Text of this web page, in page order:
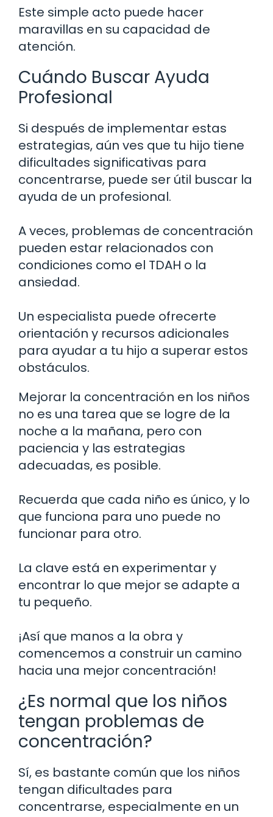
Este simple acto puede hacer
maravillas en su capacidad de
atención.
Cuándo Buscar Ayuda
Profesional
Si después de implementar estas
estrategias, aún ves que tu hijo tiene
dificultades significativas para
concentrarse, puede ser útil buscar la
ayuda de un profesional.
A veces, problemas de concentración
pueden estar relacionados con
condiciones como el TDAH o la
ansiedad.
Un especialista puede ofrecerte
orientación y recursos adicionales
para ayudar a tu hijo a superar estos
obstáculos.
Mejorar la concentración en los niños
no es una tarea que se logre de la
noche a la mañana, pero con
paciencia y las estrategias
adecuadas, es posible.
Recuerda que cada niño es único, y lo
que funciona para uno puede no
funcionar para otro.
La clave está en experimentar y
encontrar lo que mejor se adapte a
tu pequeño.
¡Así que manos a la obra y
comencemos a construir un camino
hacia una mejor concentración!
¿Es normal que los niños
tengan problemas de
concentración?
Sí, es bastante común que los niños
tengan dificultades para
concentrarse, especialmente en un